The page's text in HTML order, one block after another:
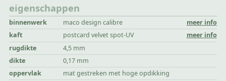
eigenschappen
binnenwerk maco design calibre
meer info
kaft
postcard velvet spot-UV
meer info
rugdikte
4,5 mm
dikte
0,17 mm
oppervlak
mat gestreken met hoge opdikking